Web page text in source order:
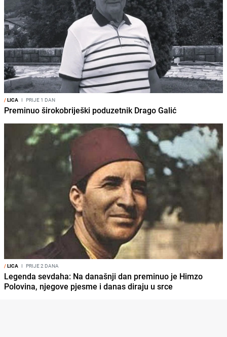
/LICA I PRIJE 1 DAN
Preminuo širokobriješki poduzetnik Drago Galić
/LICA I PRIJE 2 DANA
Legenda sevdaha: Na današnji dan preminuo je Himzo
Polovina, njegove pjesme i danas diraju u srce